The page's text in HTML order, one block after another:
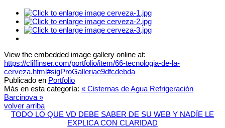
View the embedded image gallery online at:
https://cliffinser.com/portfolio/item/66-tecnologia-de-la-
cerveza.html#sigProGalleriae9dfcdebda
Publicado en Portfolio
Más en esta categoría: « Cisternas de Agua Refrigeración
Barcinova »
volver arriba
TODO LO QUE VD DEBE SABER DE SU WEB Y NADÍE LE
EXPLICA CON CLARIDAD